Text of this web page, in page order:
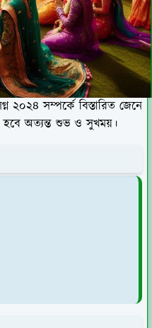
সম্পর্কে বিস্তারিত জেনে
হবে অত্যন্ত শুভ ও সুখময়।